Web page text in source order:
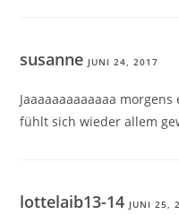
susanne JUNI 24, 2017
Jaaaaaaaaaaaaa
fühlt sich wieder allem
lottelaib13-14 JUNI 25,